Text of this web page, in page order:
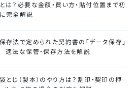
は？必要な金額・買い方・貼付位置まで初
完全解説
存法で定められた契約書の「データ保存」
法な保管・保存方法を解説
とじ（製本）のやり方は？割印・契印の押